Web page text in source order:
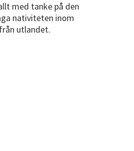
med tanke på den
nativiteten inom
utlandet.